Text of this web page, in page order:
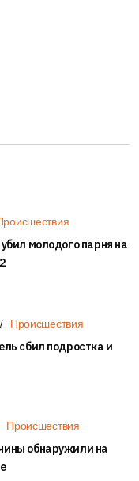
молодого парня на
Происшествия
сбил подростка и
Происшествия
обнаружили на